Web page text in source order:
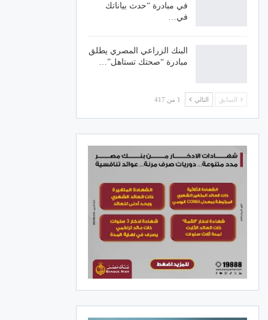
في مبادرة “حدث بياناتك
في…
البنك الزراعي المصري يطلق
مبادرة “صحتك تستاهل”…
السابق التالي 1 من 417